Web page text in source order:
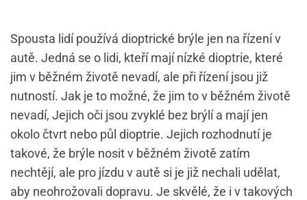
Spousta lidí používá dioptrické brýle jen na řízení v
autě. Jedná se o lidi, kteří mají nízké dioptrie, které
jim v běžném životě nevadí, ale při řízení jsou již
nutností. Jak je to možné, že jim to v běžném životě
nevadí, Jejich oči jsou zvyklé bez brýlí a mají jen
okolo čtvrt nebo půl dioptrie. Jejich rozhodnutí je
takové, že brýle nosit v běžném životě zatím
nechtějí, ale pro jízdu v autě si je již nechali udělat,
aby neohrožovali dopravu. Je skvělé, že i v takových